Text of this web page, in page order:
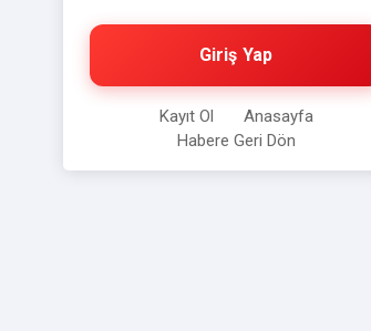
Giriş Yap
Kayıt Ol
Anasayfa
Habere Geri Dön